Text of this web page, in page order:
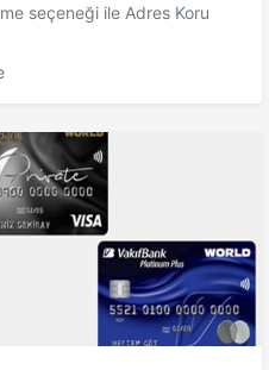
seçeneği ile Adres Koru